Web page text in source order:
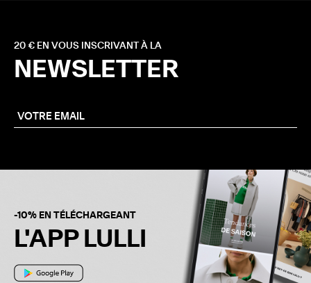
20 € EN VOUS INSCRIVANT À LA
NEWSLETTER
-10% EN TÉLÉCHARGEANT
L'APP LULLI